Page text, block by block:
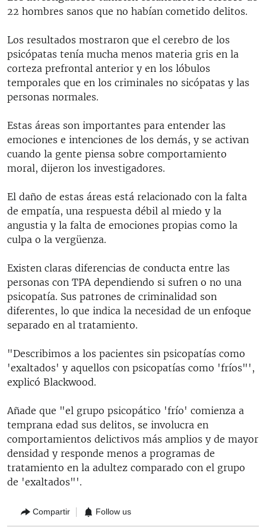
22 hombres sanos que no habían cometido delitos.
Los resultados mostraron que el cerebro de los
psicópatas tenía mucha menos materia gris en la
corteza prefrontal anterior y en los lóbulos
temporales que en los criminales no sicópatas y las
personas normales.
Estas áreas son importantes para entender las
emociones e intenciones de los demás, y se activan
cuando la gente piensa sobre comportamiento
moral, dijeron los investigadores.
El daño de estas áreas está relacionado con la falta
de empatía, una respuesta débil al miedo y la
angustia y la falta de emociones propias como la
culpa o la vergüenza.
Existen claras diferencias de conducta entre las
personas con TPA dependiendo si sufren o no una
psicopatía. Sus patrones de criminalidad son
diferentes, lo que indica la necesidad de un enfoque
separado en al tratamiento.
"Describimos a los pacientes sin psicopatías como
'exaltados' y aquellos con psicopatías como 'fríos"',
explicó Blackwood.
Añade que "el grupo psicopático 'frío' comienza a
temprana edad sus delitos, se involucra en
comportamientos delictivos más amplios y de mayor
densidad y responde menos a programas de
tratamiento en la adultez comparado con el grupo
de 'exaltados"'.
Compartir Follow us